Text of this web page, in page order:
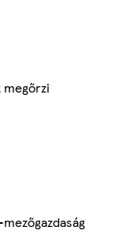
megőrzi